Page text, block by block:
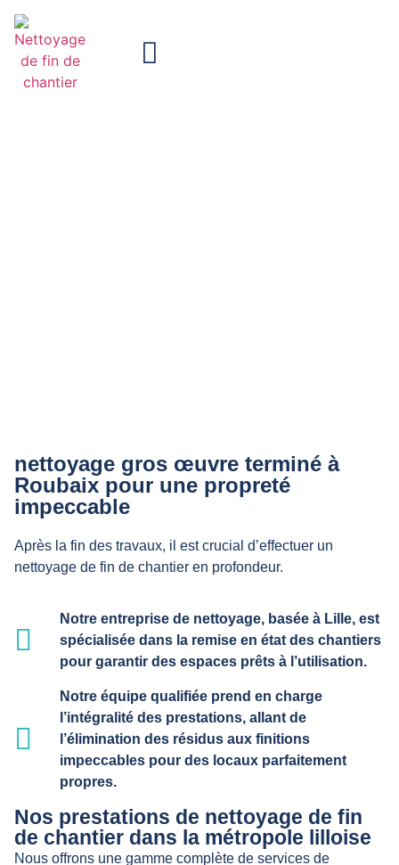
nettoyage gros œuvre terminé à
Roubaix pour une propreté
impeccable
Après la fin des travaux, il est crucial d’effectuer un
nettoyage de fin de chantier en profondeur.
Notre entreprise de nettoyage, basée à Lille, est
spécialisée dans la remise en état des chantiers
pour garantir des espaces prêts à l’utilisation.
Notre équipe qualifiée prend en charge
l’intégralité des prestations, allant de
l’élimination des résidus aux finitions
impeccables pour des locaux parfaitement
propres.
Nos prestations de nettoyage de fin
de chantier dans la métropole lilloise
Nous offrons une gamme complète de services de